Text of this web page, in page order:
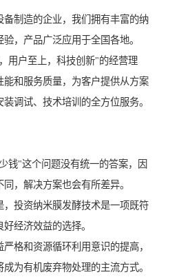
备制造的企业，我们拥有丰富的纳
，产品广泛应用于全国各地。
用户至上，科技创新"的经营理
能和服务质量，为客户提供从方案
调试、技术培训的全方位服务。
钱"这个问题没有统一的答案，因
，解决方案也会有所差异。
，投资纳米膜发酵技术是一项既符
经济效益的选择。
格和资源循环利用意识的提高，
为有机废弃物处理的主流方式。